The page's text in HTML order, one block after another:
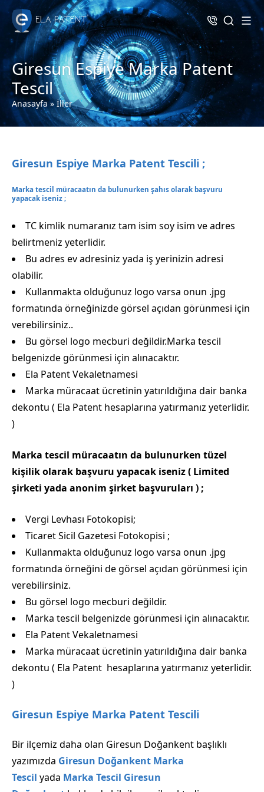
Giresun Espiye Marka Patent
Tescil
Anasayfa»İller
Giresun Espiye Marka Patent Tescili ;
Marka tescil müracaatın da bulunurken şahıs olarak başvuru
yapacak iseniz ;
TC kimlik numaranız tam isim soy isim ve adres
belirtmeniz yeterlidir.
Bu adres ev adresiniz yada iş yerinizin adresi
olabilir.
Kullanmakta olduğunuz logo varsa onun .jpg
formatında örneğinizde görsel açıdan görünmesi için
verebilirsiniz..
Bu görsel logo mecburi değildir.Marka tescil
belgenizde görünmesi için alınacaktır.
Ela Patent Vekaletnamesi
Marka müracaat ücretinin yatırıldığına dair banka
dekontu ( Ela Patent hesaplarına yatırmanız yeterlidir.
)
Marka tescil müracaatın da bulunurken tüzel
kişilik olarak başvuru yapacak iseniz ( Limited
şirketi yada anonim şirket başvuruları ) ;
Vergi Levhası Fotokopisi;
Ticaret Sicil Gazetesi Fotokopisi ;
Kullanmakta olduğunuz logo varsa onun .jpg
formatında örneğini de görsel açıdan görünmesi için
verebilirsiniz.
Bu görsel logo mecburi değildir.
Marka tescil belgenizde görünmesi için alınacaktır.
Ela Patent Vekaletnamesi
Marka müracaat ücretinin yatırıldığına dair banka
dekontu ( Ela Patent hesaplarına yatırmanız yeterlidir.
)
Giresun Espiye Marka Patent Tescili
Bir ilçemiz daha olan Giresun Doğankent başlıklı
yazımızda Giresun Doğankent Marka
Tescil yada Marka Tescil Giresun